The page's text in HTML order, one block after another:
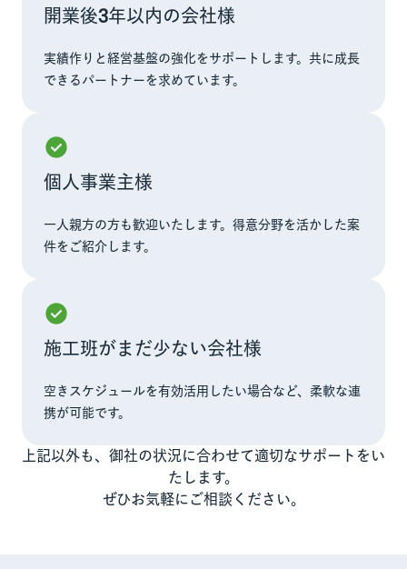
開業後3年以内の会社様
実績作りと経営基盤の強化をサポートします。共に成長
できるパートナーを求めています。
個人事業主様
一人親方の方も歓迎いたします。得意分野を活かした案
件をご紹介します。
施工班がまだ少ない会社様
空きスケジュールを有効活用したい場合など、柔軟な連
携が可能です。
上記以外も、御社の状況に合わせて適切なサポートをい
たします。
ぜひお気軽にご相談ください。